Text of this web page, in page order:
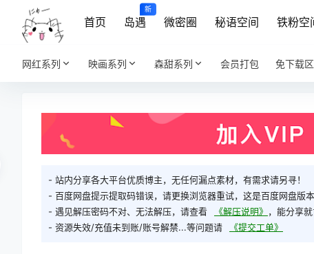
首页 岛遇
新
微密圈 秘语空间 铁粉空
网红系列 映画系列 森甜系列 会员打包 免下载区
- 站内分享各大平台优质博主，无任何漏点素材，有需求请另寻！
- 百度网盘提示提取码错误，请更换浏览器重试，这是百度网盘版本
- 遇见解压密码不对、无法解压，请查看
《解压说明》 ，能分享就
- 资源失效/充值未到账/账号解禁...等问题请
《提交工单》